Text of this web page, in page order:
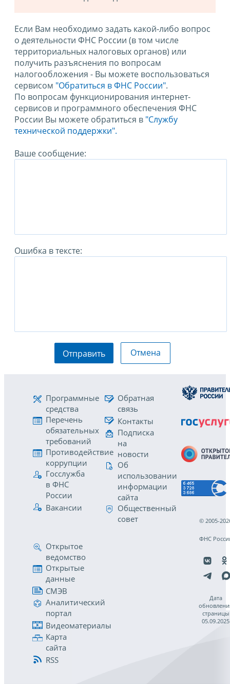
Если Вам необходимо задать какой-либо вопрос
о деятельности ФНС России (в том числе
территориальных налоговых органов) или
получить разъяснения по вопросам
налогообложения - Вы можете воспользоваться
сервисом "Обратиться в ФНС России".
По вопросам функционирования интернет-
сервисов и программного обеспечения ФНС
России Вы можете обратиться в "Службу
технической поддержки".
Ваше сообщение:
Ошибка в тексте:
Отправить Отмена
Программные
средства
Перечень
обязательных
требований
Противодействие
коррупции
Госслужба
в ФНС
России
Вакансии
Обратная
связь
Контакты
Подписка
на
новости
Об
использовании
информации
сайта
Общественный
совет
Открытое
ведомство
Открытые
данные
СМЭВ
Аналитический
портал
Видеоматериалы
Карта
сайта
RSS
© 2005-
ФНС
Дата
страницы
05.09.2025